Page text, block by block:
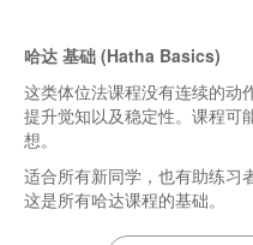
哈达 基础 (Hatha Basics)
这类体位法课程没有连续的动
提升觉知以及稳定性。课程可
想。
适合所有新同学，也有助练习
这是所有哈达课程的基础。